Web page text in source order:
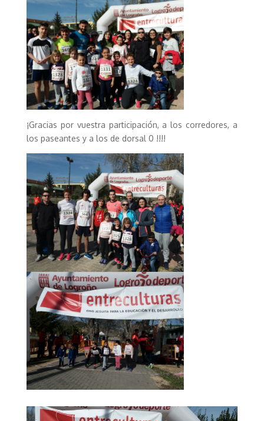
¡Gracias por vuestra participación, a los corredores, a
los paseantes y a los de dorsal 0 !!!!